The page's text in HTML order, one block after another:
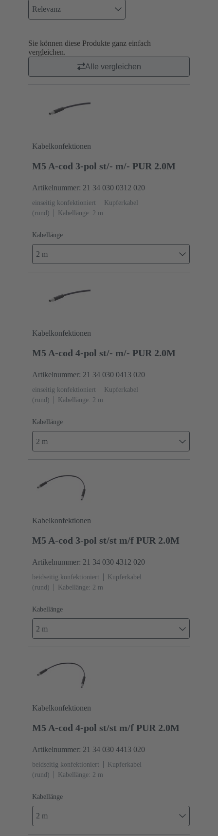
Relevanz
Sie können diese Produkte ganz einfach
vergleichen.
Alle vergleichen
Kabelkonfektionen
M5 A-cod 3-pol st/- m/- PUR 2.0M
Artikelnummer: 21 34 030 0312 020
einseitig konfektioniert
Kupferkabel
(rund)
Kabellänge: 2 m
Kabellänge
2 m
Kabelkonfektionen
M5 A-cod 4-pol st/- m/- PUR 2.0M
Artikelnummer: 21 34 030 0413 020
einseitig konfektioniert
Kupferkabel
(rund)
Kabellänge: 2 m
Kabellänge
2 m
Kabelkonfektionen
M5 A-cod 3-pol st/st m/f PUR 2.0M
Artikelnummer: 21 34 030 4312 020
beidseitig konfektioniert
Kupferkabel
(rund)
Kabellänge: 2 m
Kabellänge
2 m
Kabelkonfektionen
M5 A-cod 4-pol st/st m/f PUR 2.0M
Artikelnummer: 21 34 030 4413 020
beidseitig konfektioniert
Kupferkabel
(rund)
Kabellänge: 2 m
Kabellänge
2 m